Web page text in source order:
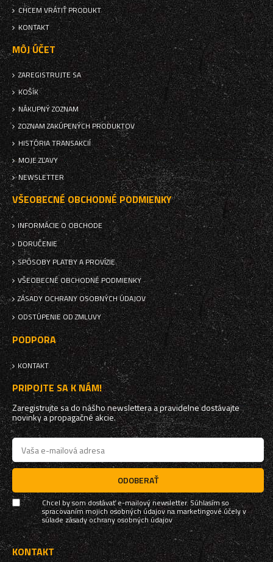
CHCEM VRÁTIŤ PRODUKT
KONTAKT
MÔJ ÚČET
ZAREGISTRUJTE SA
KOŠÍK
NÁKUPNÝ ZOZNAM
ZOZNAM ZAKÚPENÝCH PRODUKTOV
HISTÓRIA TRANSAKCIÍ
MOJE ZĽAVY
NEWSLETTER
VŠEOBECNÉ OBCHODNÉ PODMIENKY
INFORMÁCIE O OBCHODE
DORUČENIE
SPÔSOBY PLATBY A PROVÍZIE
VŠEOBECNÉ OBCHODNÉ PODMIENKY
ZÁSADY OCHRANY OSOBNÝCH ÚDAJOV
ODSTÚPENIE OD ZMLUVY
PODPORA
KONTAKT
PRIPOJTE SA K NÁM!
Zaregistrujte sa do nášho newslettera a pravidelne dostávajte
novinky a propagačné akcie.
ODOBERAŤ
Chcel by som dostávať e-mailový newsletter. Súhlasím so
spracovaním mojich osobných údajov na marketingové účely v
súladezásady ochrany osobných údajov
KONTAKT